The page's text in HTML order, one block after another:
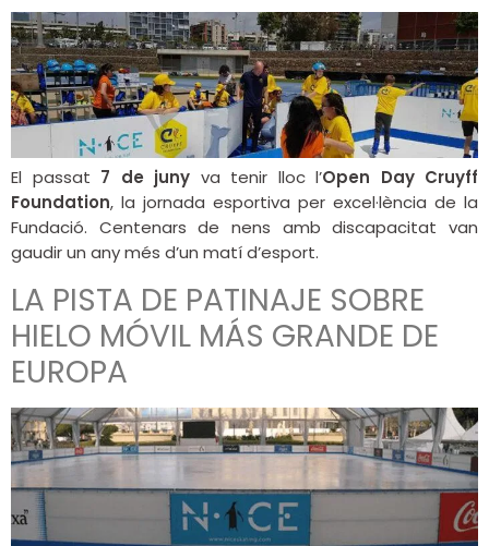
El passat 7 de juny va tenir lloc l’Open Day Cruyff
Foundation, la jornada esportiva per excel·lència de la
Fundació. Centenars de nens amb discapacitat van
gaudir un any més d’un matí d’esport.
LA PISTA DE PATINAJE SOBRE
HIELO MÓVIL MÁS GRANDE DE
EUROPA